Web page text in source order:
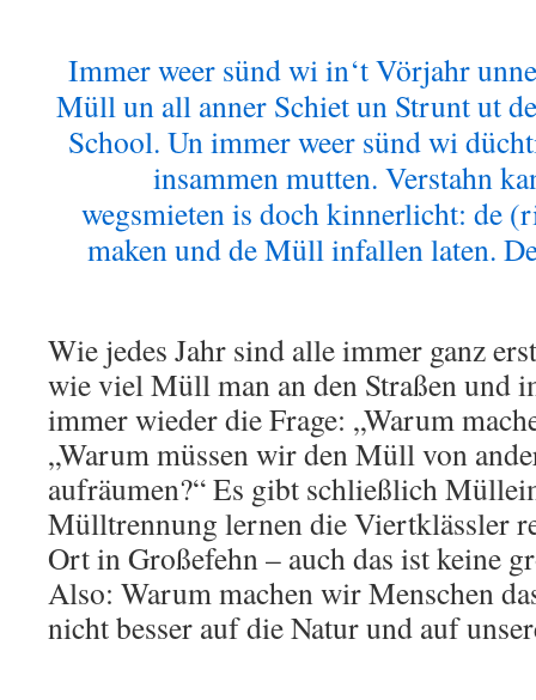
Immer weer sünd wi in‘t Vörjahr
Müll un all anner Schiet un Strunt ut
School. Un immer weer sünd wi
insammen mutten. Verstahn
wegsmieten is doch kinnerlicht: de
maken und de Müll infallen laten.
Wie jedes Jahr sind alle immer ganz
wie viel Müll man an den Straßen und
immer wieder die Frage: „Warum
„Warum müssen wir den Müll von
aufräumen?“ Es gibt schließlich
Mülltrennung lernen die Viertklässler
Ort in Großefehn – auch das ist keine
Also: Warum machen wir Menschen
nicht besser auf die Natur und auf